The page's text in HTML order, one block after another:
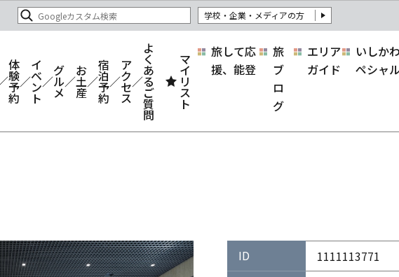
学校・企業・メディアの方
体
験
予
約
イ
ベ
ン
ト
グ
ル
メ
お
土
産
宿
泊
予
約
ア
ク
セ
ス
よ
く
あ
る
ご
質
問
マ
イ
リ
ス
ト
旅して応
援、能登
旅
ブ
ロ
グ
エリア
ガイド
いしか
ペシャ
ID
1111113771